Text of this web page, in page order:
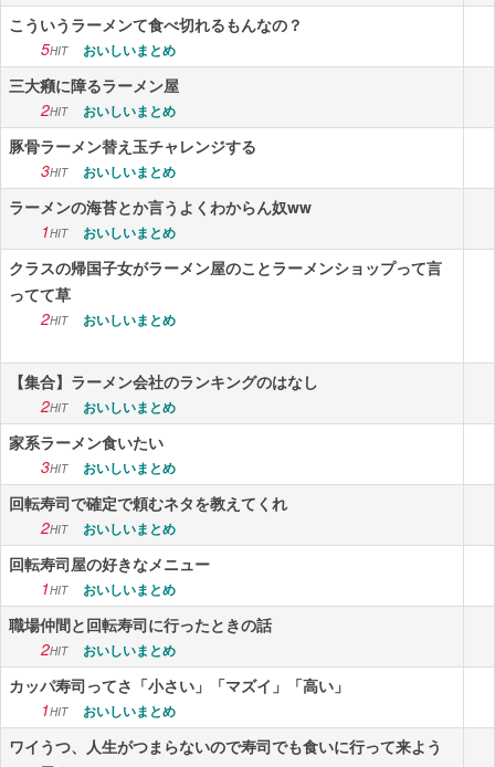
こういうラーメンて食べ切れるもんなの？
5HIT おいしいまとめ
三大癪に障るラーメン屋
2HIT おいしいまとめ
豚骨ラーメン替え玉チャレンジする
3HIT おいしいまとめ
ラーメンの海苔とか言うよくわからん奴ww
1HIT おいしいまとめ
クラスの帰国子女がラーメン屋のことラーメンショップって言
ってて草
2HIT おいしいまとめ
【集合】ラーメン会社のランキングのはなし
2HIT おいしいまとめ
家系ラーメン食いたい
3HIT おいしいまとめ
回転寿司で確定で頼むネタを教えてくれ
2HIT おいしいまとめ
回転寿司屋の好きなメニュー
1HIT おいしいまとめ
職場仲間と回転寿司に行ったときの話
2HIT おいしいまとめ
カッパ寿司ってさ「小さい」「マズイ」「高い」
1HIT おいしいまとめ
ワイうつ、人生がつまらないので寿司でも食いに行って来よう